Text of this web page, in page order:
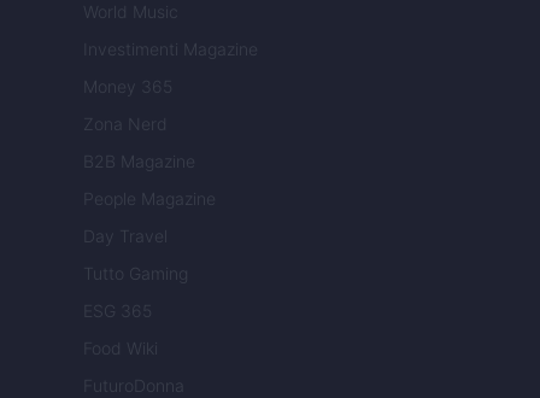
World Music
Investimenti Magazine
Money 365
Zona Nerd
B2B Magazine
People Magazine
Day Travel
Tutto Gaming
ESG 365
Food Wiki
FuturoDonna